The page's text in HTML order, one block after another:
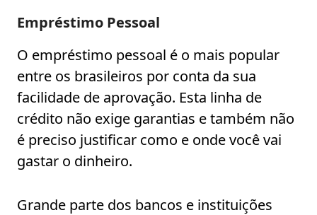
Empréstimo Pessoal
O empréstimo pessoal é o mais popular
entre os brasileiros por conta da sua
facilidade de aprovação. Esta linha de
crédito não exige garantias e também não
é preciso justificar como e onde você vai
gastar o dinheiro.
Grande parte dos bancos e instituições